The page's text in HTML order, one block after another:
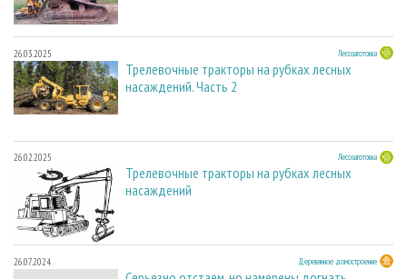
26.03.2025 Лесозаготовка
Трелевочные тракторы на рубках лесных
насаждений. Часть 2
26.02.2025 Лесозаготовка
Трелевочные тракторы на рубках лесных
насаждений
26.07.2024 Деревянное домостроение